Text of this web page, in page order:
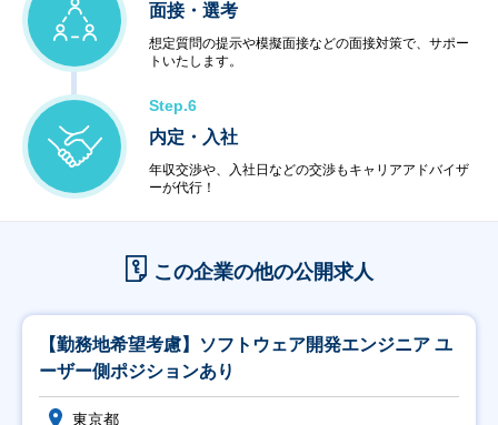
面接・選考
想定質問の提示や模擬面接などの面接対策で、サポー
トいたします。
Step.6
内定・入社
年収交渉や、入社日などの交渉もキャリアアドバイザ
ーが代行！
この企業の他の公開求人
【勤務地希望考慮】ソフトウェア開発エンジニア ユ
ーザー側ポジションあり
東京都